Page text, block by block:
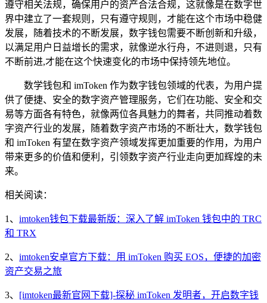
遵守相关法规，确保用户的资产合法合规，这就像是在数字世
界中建立了一套规则，只有遵守规则，才能在这个市场中稳健
发展，随着技术的不断发展，数字钱包需要不断创新和升级，
以满足用户日益增长的需求，就像逆水行舟，不进则退，只有
不断前进,才能在这个快速变化的市场中保持领先地位。
数学钱包和 imToken 作为数字钱包领域的代表，为用户提
供了便捷、安全的数字资产管理服务，它们在功能、安全和交
易等方面各有特色，就像两位各具魅力的舞者，共同推动着数
字资产行业的发展，随着数字资产市场的不断壮大，数学钱包
和 imToken 有望在数字资产领域发挥更加重要的作用，为用户
带来更多的价值和便利，引领数字资产行业走向更加辉煌的未
来。
相关阅读：
1、 imtoken钱包下载最新版：深入了解 imToken 钱包中的 TRC
和 TRX
2、 imtoken安卓官方下载：用 imToken 购买 EOS，便捷的加密
资产交易之旅
3、 [imtoken最新官网下载]-探秘 imToken 发明者，开启数字钱